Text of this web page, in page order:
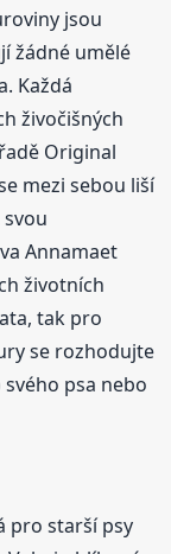
jsou
žádné umělé
Každá
živočišných
Original
mezi sebou liší
Annamaet
životních
tak pro
se rozhodujte
psa nebo
pro starší psy